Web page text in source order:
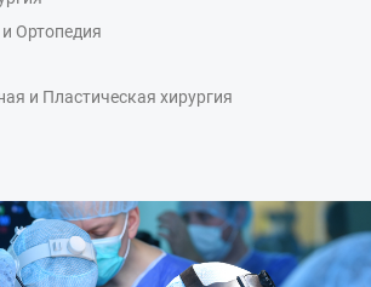
Ортопедия
и Пластическая хирургия